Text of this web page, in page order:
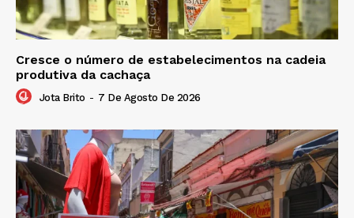
Cresce o número de estabelecimentos na cadeia
produtiva da cachaça
Jota Brito - 7 De Agosto De 2026